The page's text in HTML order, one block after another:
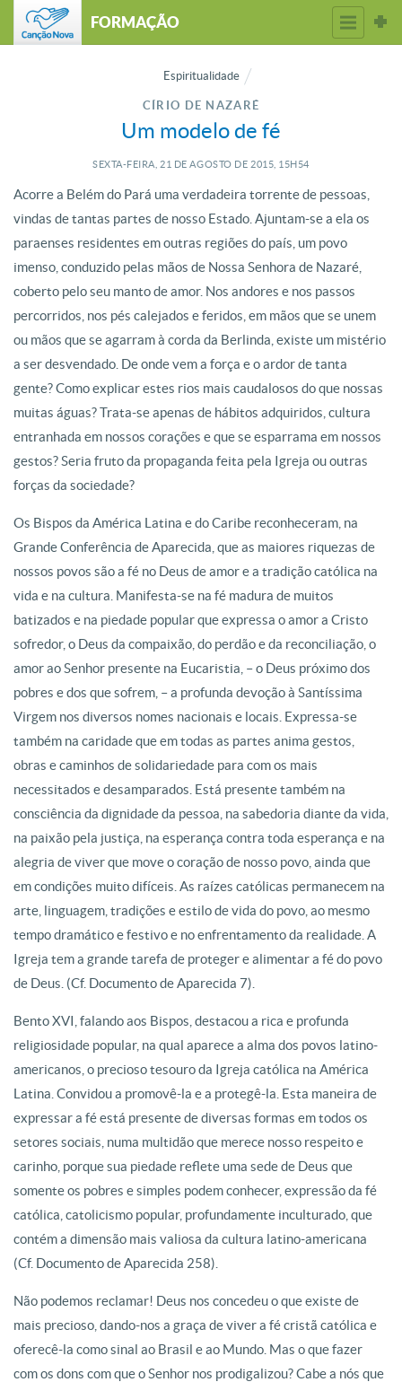
FORMAÇÃO
Espiritualidade
CÍRIO DE NAZARÉ
Um modelo de fé
SEXTA-FEIRA, 21 DE AGOSTO DE 2015, 15H54
Acorre a Belém do Pará uma verdadeira torrente de pessoas,
vindas de tantas partes de nosso Estado. Ajuntam-se a ela os
paraenses residentes em outras regiões do país, um povo
imenso, conduzido pelas mãos de Nossa Senhora de Nazaré,
coberto pelo seu manto de amor. Nos andores e nos passos
percorridos, nos pés calejados e feridos, em mãos que se unem
ou mãos que se agarram à corda da Berlinda, existe um mistério
a ser desvendado. De onde vem a força e o ardor de tanta
gente? Como explicar estes rios mais caudalosos do que nossas
muitas águas? Trata-se apenas de hábitos adquiridos, cultura
entranhada em nossos corações e que se esparrama em nossos
gestos? Seria fruto da propaganda feita pela Igreja ou outras
forças da sociedade?
Os Bispos da América Latina e do Caribe reconheceram, na
Grande Conferência de Aparecida, que as maiores riquezas de
nossos povos são a fé no Deus de amor e a tradição católica na
vida e na cultura. Manifesta-se na fé madura de muitos
batizados e na piedade popular que expressa o amor a Cristo
sofredor, o Deus da compaixão, do perdão e da reconciliação, o
amor ao Senhor presente na Eucaristia, – o Deus próximo dos
pobres e dos que sofrem, – a profunda devoção à Santíssima
Virgem nos diversos nomes nacionais e locais. Expressa-se
também na caridade que em todas as partes anima gestos,
obras e caminhos de solidariedade para com os mais
necessitados e desamparados. Está presente também na
consciência da dignidade da pessoa, na sabedoria diante da vida,
na paixão pela justiça, na esperança contra toda esperança e na
alegria de viver que move o coração de nosso povo, ainda que
em condições muito difíceis. As raízes católicas permanecem na
arte, linguagem, tradições e estilo de vida do povo, ao mesmo
tempo dramático e festivo e no enfrentamento da realidade. A
Igreja tem a grande tarefa de proteger e alimentar a fé do povo
de Deus. (Cf. Documento de Aparecida 7).
Bento XVI, falando aos Bispos, destacou a rica e profunda
religiosidade popular, na qual aparece a alma dos povos latino-
americanos, o precioso tesouro da Igreja católica na América
Latina. Convidou a promovê-la e a protegê-la. Esta maneira de
expressar a fé está presente de diversas formas em todos os
setores sociais, numa multidão que merece nosso respeito e
carinho, porque sua piedade reflete uma sede de Deus que
somente os pobres e simples podem conhecer, expressão da fé
católica, catolicismo popular, profundamente inculturado, que
contém a dimensão mais valiosa da cultura latino-americana
(Cf. Documento de Aparecida 258).
Não podemos reclamar! Deus nos concedeu o que existe de
mais precioso, dando-nos a graça de viver a fé cristã católica e
oferecê-la como sinal ao Brasil e ao Mundo. Mas o que fazer
com os dons com que o Senhor nos prodigalizou? Cabe a nós que